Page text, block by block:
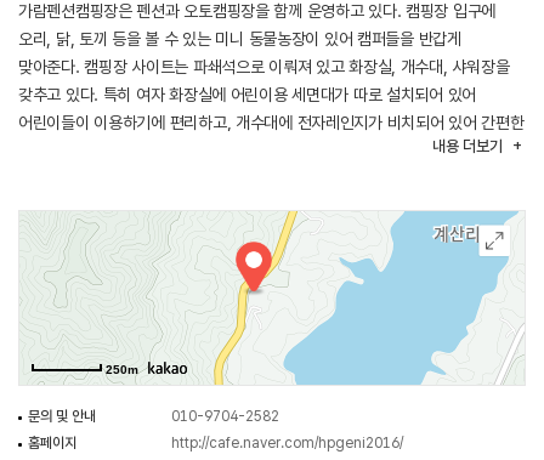
가람펜션캠핑장은 펜션과 오토캠핑장을 함께 운영하고 있다. 캠핑장 입구에
오리, 닭, 토끼 등을 볼 수 있는 미니 동물농장이 있어 캠퍼들을 반갑게
맞아준다. 캠핑장 사이트는 파쇄석으로 이뤄져 있고 화장실, 개수대, 샤워장을
갖추고 있다. 특히 여자 화장실에 어린이용 세면대가 따로 설치되어 있어
어린이들이 이용하기에 편리하고, 개수대에 전자레인지가 비치되어 있어 간편한
요리를 해 먹을 수도 있다. 또한 어린이들의 사랑을 받고 있는 트램펄린이
흐르는 계곡에서 물고기 잡기와 물놀이도 즐길 수 있다.
내용 더보기
250m
문의 및 안내
010-9704-2582
홈페이지
http://cafe.naver.com/hpgeni2016/